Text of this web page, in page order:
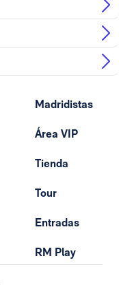
Madridistas
Área VIP
Tienda
Tour
Entradas
RM Play